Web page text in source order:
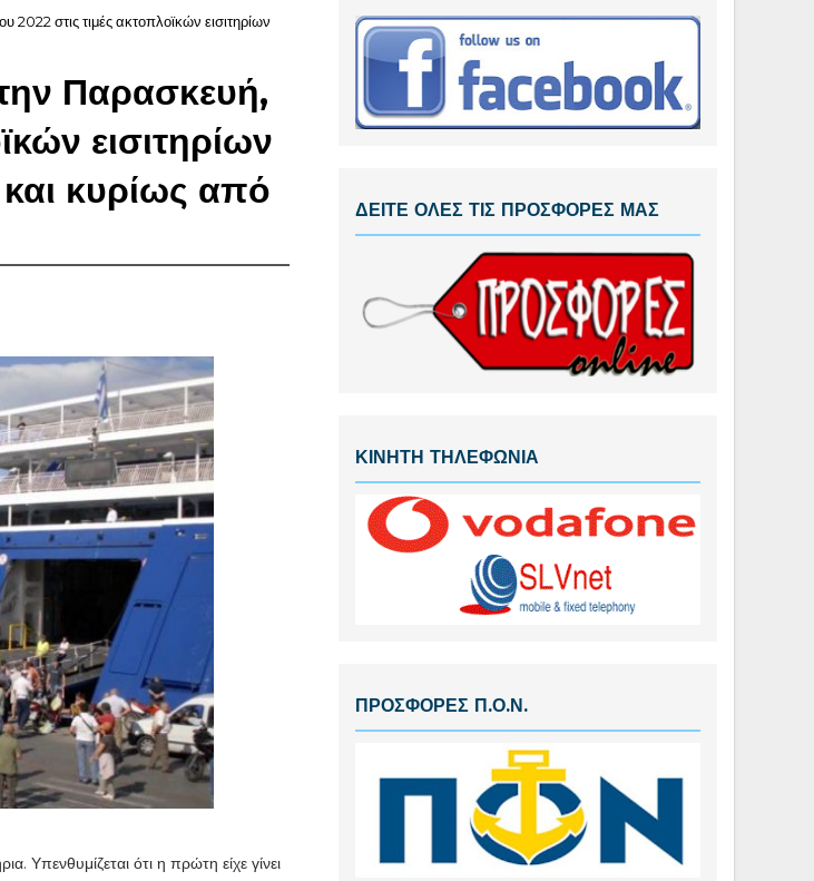
στις τιμές ακτοπλοϊκών εισιτηρίων
Παρασκευή,
εισιτηρίων
κυρίως από
Υπενθυμίζεται ότι η πρώτη είχε γίνει
ΔΕΙΤΕ ΟΛΕΣ ΤΙΣ ΠΡΟΣΦΟΡΕΣ ΜΑΣ
ΚΙΝΗΤΗ ΤΗΛΕΦΩΝΙΑ
ΠΡΟΣΦΟΡΕΣ Π.Ο.Ν.